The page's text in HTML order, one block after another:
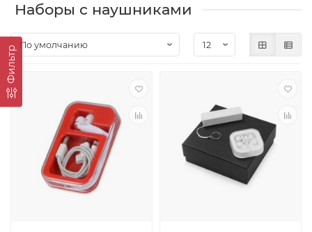
Наборы с наушниками
Фильтр